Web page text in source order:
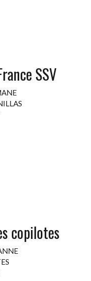
SSV
copilotes